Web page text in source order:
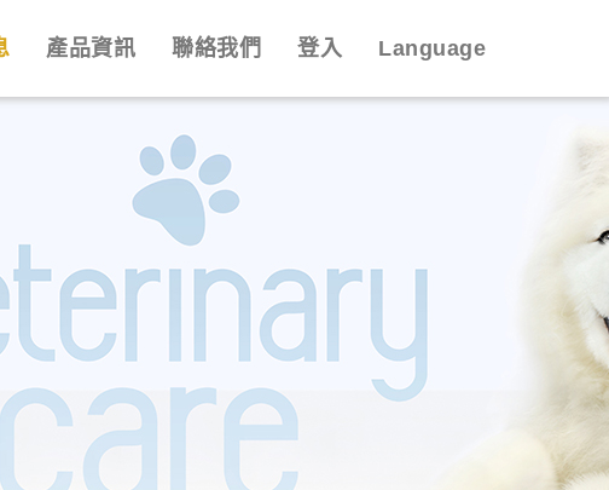
產品資訊 聯絡我們 登入 Language